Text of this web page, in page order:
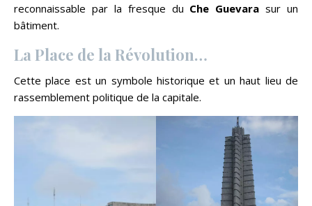
reconnaissable par la fresque du Che Guevara sur un
bâtiment.
La Place de la Révolution…
Cette place est un symbole historique et un haut lieu de
rassemblement politique de la capitale.